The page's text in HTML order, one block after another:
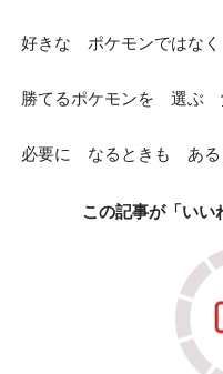
好きな ポケモンではなく
勝てるポケモンを 選ぶ
必要に なるときも ある
この記事が「いい